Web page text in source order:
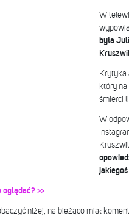
W
była
Krytyka
który na
śmierci
W
>>
niżej, na bieżąco miał